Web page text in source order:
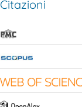
Citazioni